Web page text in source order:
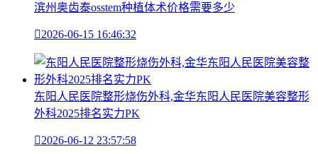
滨州奥齿泰osstem种植体术价格需要多少
2026-06-15 16:46:32
东阳人民医院整形烧伤外科,金华东阳人民医院美容整形
外科2025排名实力PK
2026-06-12 23:57:58